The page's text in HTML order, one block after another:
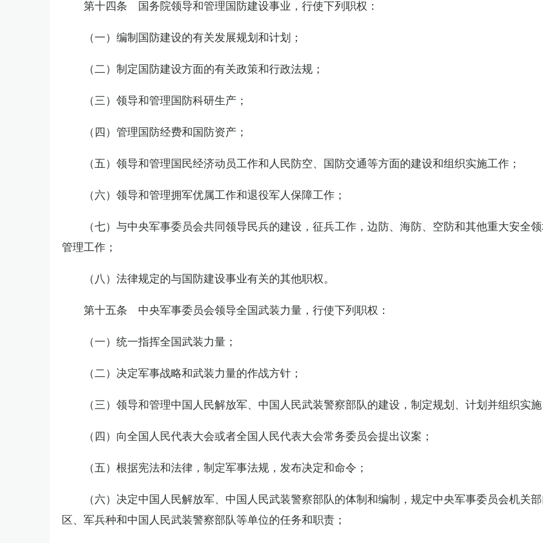
第十四条 国务院领导和管理国防建设事业，行使下列职权：
（一）编制国防建设的有关发展规划和计划；
（二）制定国防建设方面的有关政策和行政法规；
（三）领导和管理国防科研生产；
（四）管理国防经费和国防资产；
（五）领导和管理国民经济动员工作和人民防空、国防交通等方面的建设和组织实施工作；
（六）领导和管理拥军优属工作和退役军人保障工作；
（七）与中央军事委员会共同领导民兵的建设，征兵工作，边防、海防、空防和其他重大安全
管理工作；
（八）法律规定的与国防建设事业有关的其他职权。
第十五条 中央军事委员会领导全国武装力量，行使下列职权：
（一）统一指挥全国武装力量；
（二）决定军事战略和武装力量的作战方针；
（三）领导和管理中国人民解放军、中国人民武装警察部队的建设，制定规划、计划并组织实
（四）向全国人民代表大会或者全国人民代表大会常务委员会提出议案；
（五）根据宪法和法律，制定军事法规，发布决定和命令；
（六）决定中国人民解放军、中国人民武装警察部队的体制和编制，规定中央军事委员会机关
区、军兵种和中国人民武装警察部队等单位的任务和职责；